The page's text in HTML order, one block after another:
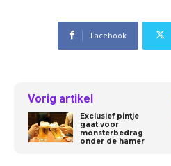
Facebook
Vorig artikel
Exclusief pintje
gaat voor
monsterbedrag
onder de hamer